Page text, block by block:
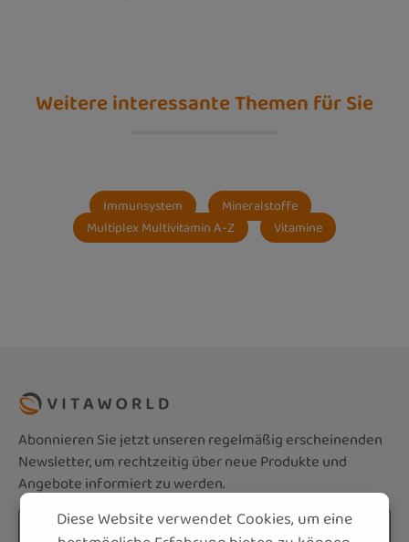
Weitere interessante Themen für Sie
Immunsystem
Mineralstoffe
Multiplex Multivitamin A-Z
Vitamine
Abonnieren Sie jetzt unseren regelmäßig erscheinenden
Newsletter, um rechtzeitig über neue Produkte und
Angebote informiert zu werden.
E-Mail-Adresse*
Diese Website verwendet Cookies, um eine